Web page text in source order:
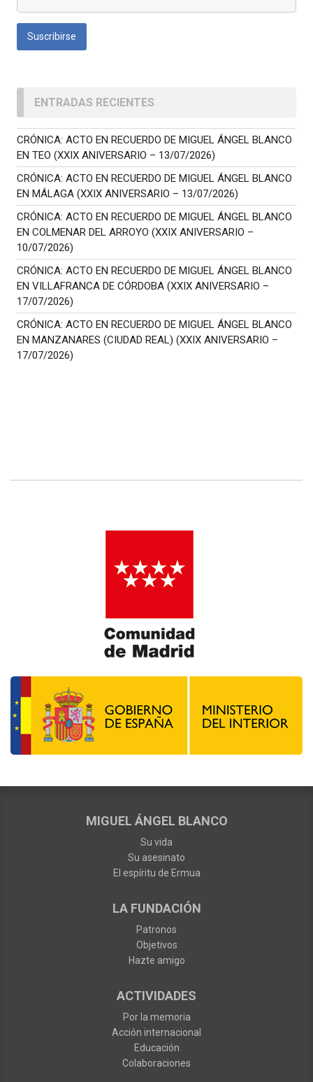
ENTRADAS RECIENTES
CRÓNICA: ACTO EN RECUERDO DE MIGUEL ÁNGEL BLANCO
EN TEO (XXIX ANIVERSARIO – 13/07/2026)
CRÓNICA: ACTO EN RECUERDO DE MIGUEL ÁNGEL BLANCO
EN MÁLAGA (XXIX ANIVERSARIO – 13/07/2026)
CRÓNICA: ACTO EN RECUERDO DE MIGUEL ÁNGEL BLANCO
EN COLMENAR DEL ARROYO (XXIX ANIVERSARIO –
10/07/2026)
CRÓNICA: ACTO EN RECUERDO DE MIGUEL ÁNGEL BLANCO
EN VILLAFRANCA DE CÓRDOBA (XXIX ANIVERSARIO –
17/07/2026)
CRÓNICA: ACTO EN RECUERDO DE MIGUEL ÁNGEL BLANCO
EN MANZANARES (CIUDAD REAL) (XXIX ANIVERSARIO –
17/07/2026)
MIGUEL ÁNGEL BLANCO
Su vida
Su asesinato
El espíritu de Ermua
LA FUNDACIÓN
Patronos
Objetivos
Hazte amigo
ACTIVIDADES
Por la memoria
Acción internacional
Educación
Colaboraciones